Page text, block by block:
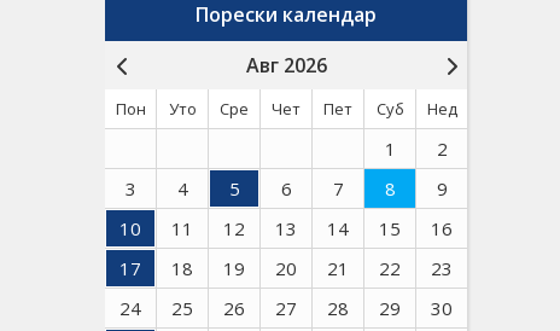
Порески календар
Авг 2026
Пон Уто Сре Чет Пет Суб Нед
1
2
3
4 5 6 7 8
9
10
11 12 13 14 15
16
17
18 19 20 21 22
23
24
25 26 27 28 29
30